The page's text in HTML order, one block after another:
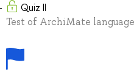
Quiz II
Test of ArchiMate